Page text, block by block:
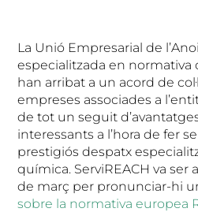
La Unió Empresarial de
especialitzada en normativa
han arribat a un acord de
empreses associades a
de tot un seguit
interessants a l’hora de fer
prestigiós despatx
química. ServiREACH va ser
de març per pronunciar-hi
sobre la normativa europea